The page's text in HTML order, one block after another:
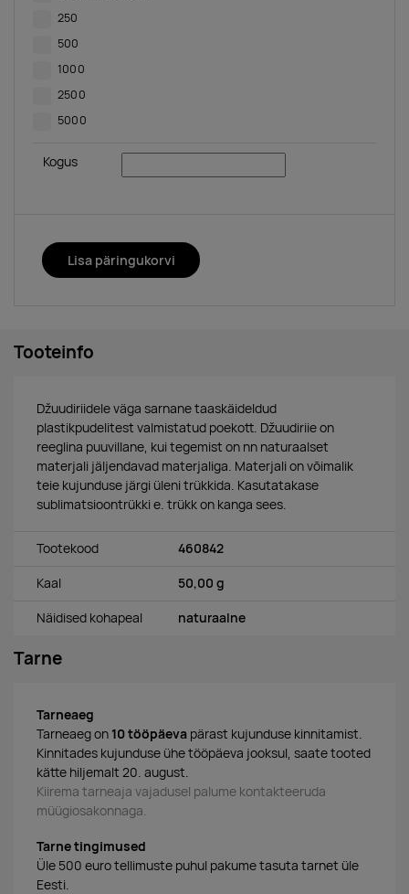
250
500
1000
2500
5000
Kogus
Lisa päringukorvi
Tooteinfo
Džuudiriidele väga sarnane taaskäideldud
plastikpudelitest valmistatud poekott. Džuudiriie on
reeglina puuvillane, kui tegemist on nn naturaalset
materjali jäljendavad materjaliga. Materjali on võimalik
teie kujunduse järgi üleni trükkida. Kasutatakase
sublimatsioontrükki e. trükk on kanga sees.
Tootekood 460842
Kaal 50,00 g
Näidised kohapeal naturaalne
Tarne
Tarneaeg
Tarneaeg on 10 tööpäeva pärast kujunduse kinnitamist.
Kinnitades kujunduse ühe tööpäeva jooksul, saate tooted
kätte hiljemalt 20. august.
Kiirema tarneaja vajadusel palume kontakteeruda
müügiosakonnaga.
Tarne tingimused
Üle 500 euro tellimuste puhul pakume tasuta tarnet üle
Eesti.